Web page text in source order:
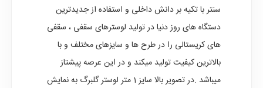
سنتر با تکیه بر دانش داخلی و استفاده از جدیدترین
دستگاه های روز دنیا در تولید لوسترهای سقفی ، سقفی
های کریستالی را در طرح ها و سایزهای مختلف و با
بالاترین کیفیت تولید میکند و در این عرصه پیشتاز
میباشد .در تصویر بالا سایز 1 متر لوستر گلبرگ به نمایش